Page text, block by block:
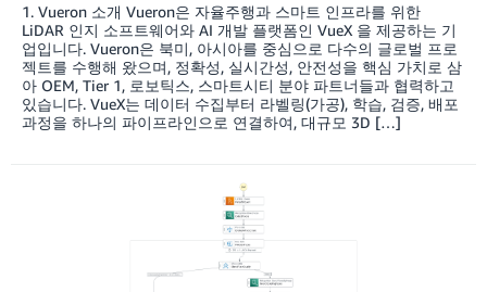
1. Vueron 소개 Vueron은 자율주행과 스마트 인프라를 위한
LiDAR 인지 소프트웨어와 AI 개발 플랫폼인 VueX 을 제공하는 기
업입니다. Vueron은 북미, 아시아를 중심으로 다수의 글로벌 프로
젝트를 수행해 왔으며, 정확성, 실시간성, 안전성을 핵심 가치로 삼
아 OEM, Tier 1, 로보틱스, 스마트시티 분야 파트너들과 협력하고
있습니다. VueX는 데이터 수집부터 라벨링(가공), 학습, 검증, 배포
과정을 하나의 파이프라인으로 연결하여, 대규모 3D […]